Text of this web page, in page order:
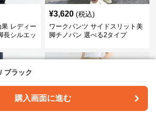
ブラック
購入画面に進む
ブラック
購入画面に進む
レディー
長シルエッ
¥3,620 (税込)
ワークパンツ サイドスリット美
脚チノパン 選べる2タイプ